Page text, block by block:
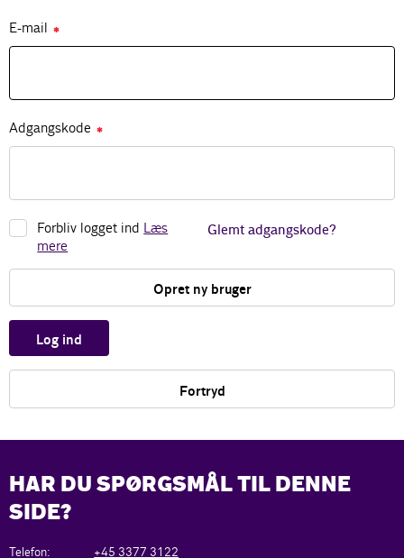
E-mail ✱
Adgangskode ✱
Forbliv logget ind Læs
mere
Glemt adgangskode?
Opret ny bruger
Log ind
Fortryd
HAR DU SPØRGSMÅL TIL DENNE
SIDE?
Telefon: +45 3377 3122